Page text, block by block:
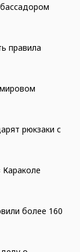
правила
рюкзаки с
Караколе
более 160